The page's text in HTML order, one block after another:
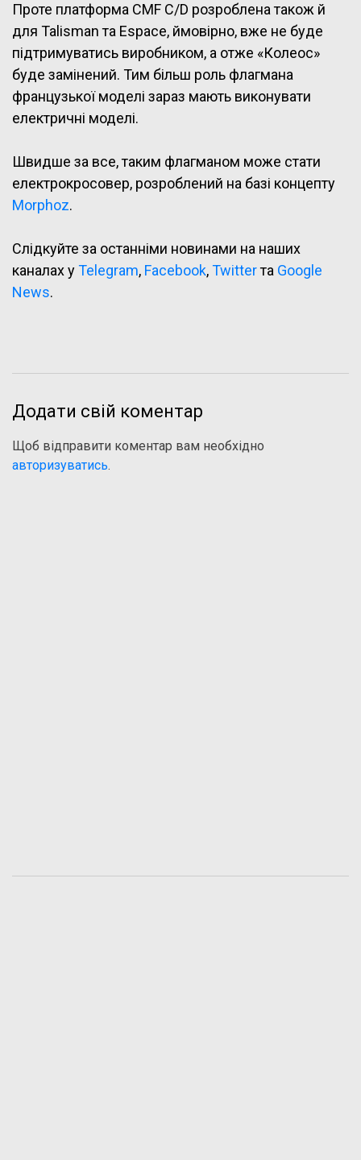
Проте платформа CMF C/D розроблена також й
для Talisman та Espace, ймовірно, вже не буде
підтримуватись виробником, а отже «Колеос»
буде замінений. Тим більш роль флагмана
французької моделі зараз мають виконувати
електричні моделі.
Швидше за все, таким флагманом може стати
електрокросовер, розроблений на базі концепту
Morphoz.
Слідкуйте за останніми новинами на наших
каналах уTelegram, Facebook,Twitterта Google
News.
Додати свій коментар
Щоб відправити коментар вам необхідно
авторизуватись.